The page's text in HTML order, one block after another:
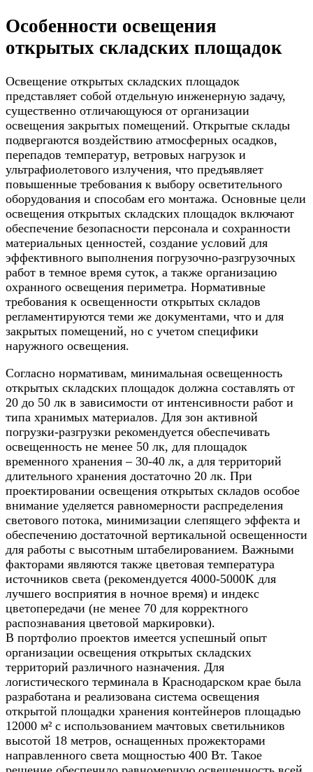
Особенности освещения
открытых складских площадок
Освещение открытых складских площадок
представляет собой отдельную инженерную задачу,
существенно отличающуюся от организации
освещения закрытых помещений. Открытые склады
подвергаются воздействию атмосферных осадков,
перепадов температур, ветровых нагрузок и
ультрафиолетового излучения, что предъявляет
повышенные требования к выбору осветительного
оборудования и способам его монтажа. Основные цели
освещения открытых складских площадок включают
обеспечение безопасности персонала и сохранности
материальных ценностей, создание условий для
эффективного выполнения погрузочно-разгрузочных
работ в темное время суток, а также организацию
охранного освещения периметра. Нормативные
требования к освещенности открытых складов
регламентируются теми же документами, что и для
закрытых помещений, но с учетом специфики
наружного освещения.
Согласно нормативам, минимальная освещенность
открытых складских площадок должна составлять от
20 до 50 лк в зависимости от интенсивности работ и
типа хранимых материалов. Для зон активной
погрузки-разгрузки рекомендуется обеспечивать
освещенность не менее 50 лк, для площадок
временного хранения – 30-40 лк, а для территорий
длительного хранения достаточно 20 лк. При
проектировании освещения открытых складов особое
внимание уделяется равномерности распределения
светового потока, минимизации слепящего эффекта и
обеспечению достаточной вертикальной освещенности
для работы с высотным штабелированием. Важными
факторами являются также цветовая температура
источников света (рекомендуется 4000-5000K для
лучшего восприятия в ночное время) и индекс
цветопередачи (не менее 70 для корректного
распознавания цветовой маркировки).
В портфолио проектов имеется успешный опыт
организации освещения открытых складских
территорий различного назначения. Для
логистического терминала в Краснодарском крае была
разработана и реализована система освещения
открытой площадки хранения контейнеров площадью
12000 м² с использованием мачтовых светильников
высотой 18 метров, оснащенных прожекторами
направленного света мощностью 400 Вт. Такое